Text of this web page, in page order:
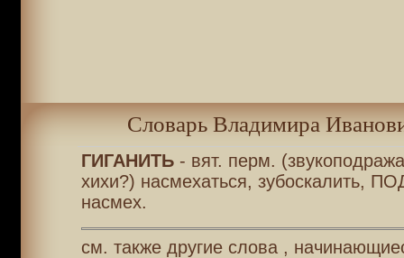
Словарь Владимира
ГИГАНИТЬ- вят. перм.
хихи?) насмехаться, зубоскалить,
насмех.
см. также другие слова ,